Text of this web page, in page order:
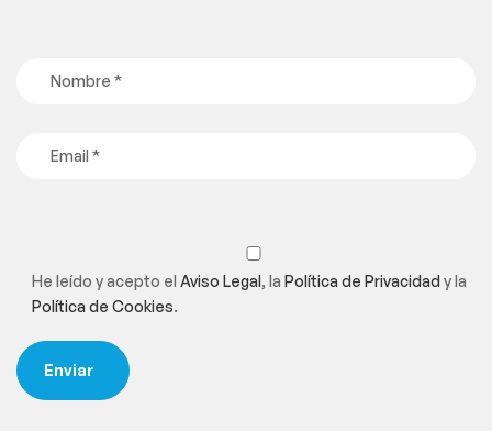
He leído y acepto el Aviso Legal, la Política de Privacidady la
Política de Cookies.